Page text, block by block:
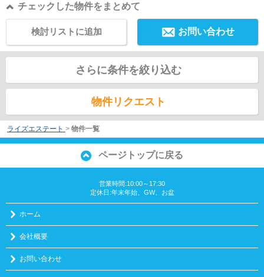
チェックした物件をまとめて
お問い合わせ
検討リストに追加
さらに条件を絞り込む
物件リクエスト
ライズエステート > 物件一覧
ページトップに戻る
営業時間:10:00～17:30
定休日:年末年始、GW、お盆
ホーム
会社概要
お問い合わせ